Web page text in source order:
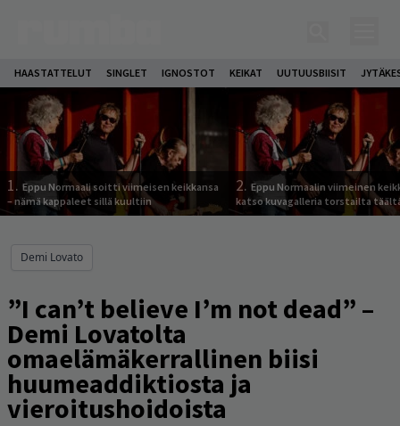
HAASTATTELUT SINGLET IGNOSTOT KEIKAT UUTUUSBIISIT
1. Eppu Normaali soitti viimeisen keikkansa
– nämä kappaleet sillä kuultiin
2. Eppu Normaalin viimeinen
katso kuvagalleria torstailta
Demi Lovato
”I can’t believe I’m not dead” –
Demi Lovatolta
omaelämäkerrallinen biisi
huumeaddiktiosta ja
vieroitushoidoista